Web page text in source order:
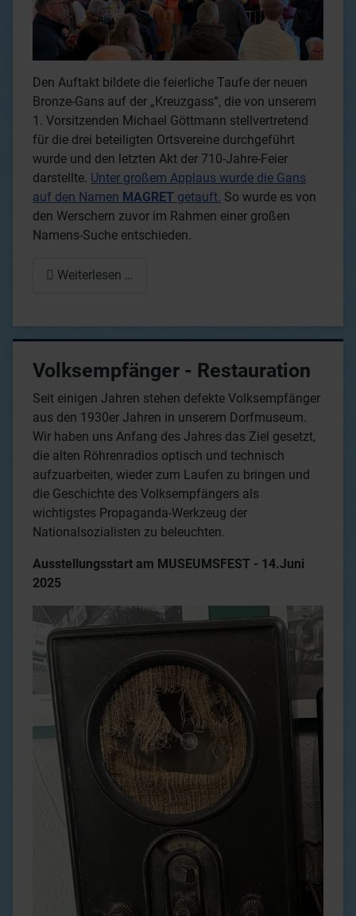
Den Auftakt bildete die feierliche Taufe der neuen
Bronze-Gans auf der „Kreuzgass“, die von unserem
1. Vorsitzenden Michael Göttmann stellvertretend
für die drei beteiligten Ortsvereine durchgeführt
wurde und den letzten Akt der 710-Jahre-Feier
darstellte. Unter großem Applaus wurde die Gans
auf den Namen MAGRET getauft. So wurde es von
den Werschern zuvor im Rahmen einer großen
Namens-Suche entschieden.
Weiterlesen …
Volksempfänger - Restauration
Seit einigen Jahren stehen defekte Volksempfänger
aus den 1930er Jahren in unserem Dorfmuseum.
Wir haben uns Anfang des Jahres das Ziel gesetzt,
die alten Röhrenradios optisch und technisch
aufzuarbeiten, wieder zum Laufen zu bringen und
die Geschichte des Volksempfängers als
wichtigstes Propaganda-Werkzeug der
Nationalsozialisten zu beleuchten.
Ausstellungsstart am MUSEUMSFEST - 14.Juni
2025